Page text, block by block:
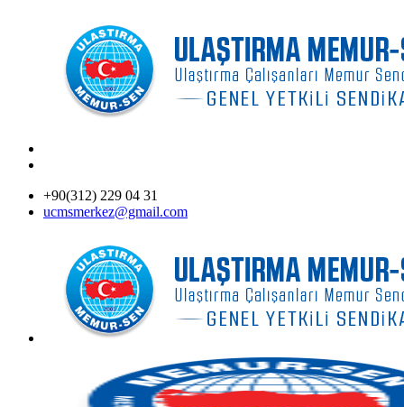
+90(312) 229 04 31
ucmsmerkez@gmail.com